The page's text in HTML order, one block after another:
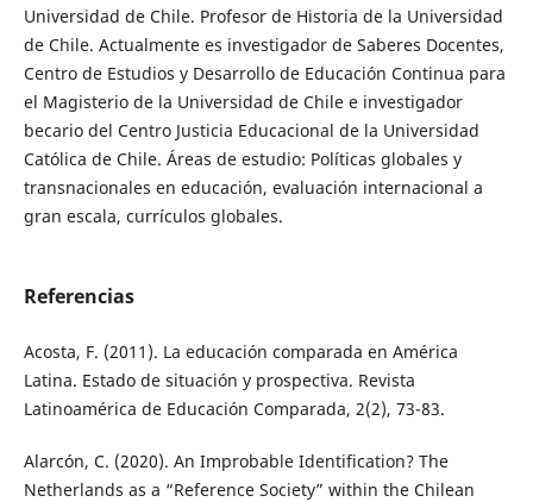
Universidad de Chile. Profesor de Historia de la Universidad
de Chile. Actualmente es investigador de Saberes Docentes,
Centro de Estudios y Desarrollo de Educación Continua para
el Magisterio de la Universidad de Chile e investigador
becario del Centro Justicia Educacional de la Universidad
Católica de Chile. Áreas de estudio: Políticas globales y
transnacionales en educación, evaluación internacional a
gran escala, currículos globales.
Referencias
Acosta, F. (2011). La educación comparada en América
Latina. Estado de situación y prospectiva. Revista
Latinoamérica de Educación Comparada, 2(2), 73-83.
Alarcón, C. (2020). An Improbable Identification? The
Netherlands as a “Reference Society” within the Chilean